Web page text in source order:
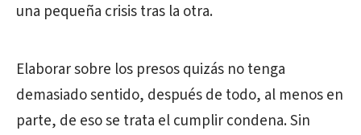
una pequeña crisis tras la otra.
Elaborar sobre los presos quizás no tenga
demasiado sentido, después de todo, al menos en
parte, de eso se trata el cumplir condena. Sin